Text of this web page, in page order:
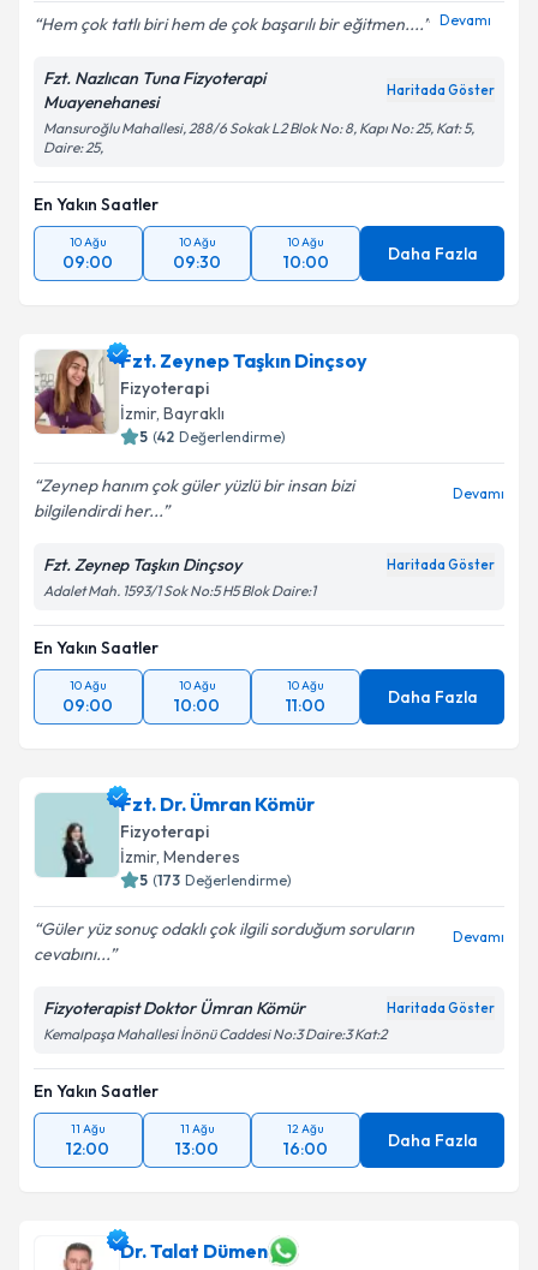
Hem çok tatlı biri hem de çok başarılı bir eğitmen.... Devamı
Fzt. Nazlıcan Tuna Fizyoterapi
Muayenehanesi
Haritada Göster
Mansuroğlu Mahallesi, 288/6 Sokak L2 Blok No: 8, Kapı No: 25, Kat: 5,
Daire: 25,
En Yakın Saatler
10 Ağu
09:00
10 Ağu
09:30
10 Ağu
10:00 Daha Fazla
Fzt. Zeynep Taşkın Dinçsoy
Fizyoterapi
İzmir, Bayraklı
5 (42 Değerlendirme)
Zeynep hanım çok güler yüzlü bir insan bizi
bilgilendirdi her...
Devamı
Fzt. Zeynep Taşkın Dinçsoy Haritada Göster
Adalet Mah. 1593/1 Sok No:5 H5 Blok Daire:1
En Yakın Saatler
10 Ağu
09:00
10 Ağu
10:00
10 Ağu
11:00 Daha Fazla
Fzt. Dr. Ümran Kömür
Fizyoterapi
İzmir, Menderes
5 (173 Değerlendirme)
Güler yüz sonuç odaklı çok ilgili sorduğum soruların
cevabını...
Devamı
Fizyoterapist Doktor Ümran Kömür Haritada Göster
Kemalpaşa Mahallesi İnönü Caddesi No:3 Daire:3 Kat:2
En Yakın Saatler
11 Ağu
12:00
11 Ağu
13:00
12 Ağu
16:00 Daha Fazla
Dr. Talat Dümen